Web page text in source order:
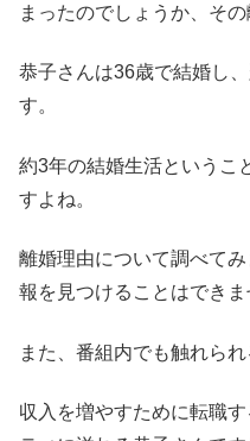
まったのでしょうか、そ
恭子さんは36歳で結婚し
す。
約3年の結婚生活というこ
すよね。
離婚理由について調べて
報を見つけることはできま
また、番組内でも触れら
収入を増やすために転職